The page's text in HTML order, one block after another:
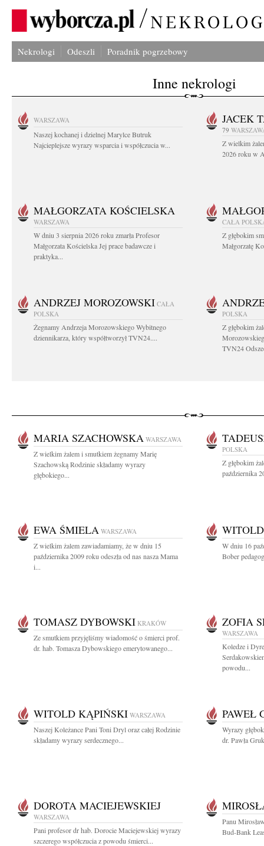
Nekrologi Odeszli Poradnik pogrzebowy
Inne nekrologi
WARSZAWA
Naszej kochanej i dzielnej Marylce Butruk
Najcieplejsze wyrazy wsparcia i współczucia w...
JACEK
79
Z wielkim
2026 roku w
MAŁGORZATA KOŚCIELSKA
WARSZAWA
W dniu 3 sierpnia 2026 roku zmarła Profesor
Małgorzata Kościelska Jej prace badawcze i
praktyka...
CAŁA
Z głębokim
Małgorzatę
ANDRZEJ MOROZOWSKI CAŁA
POLSKA
Żegnamy Andrzeja Morozowskiego Wybitnego
dziennikarza, który współtworzył TVN24....
POLSKA
Z głębokim
TVN24
MARIA SZACHOWSKA WARSZAWA
Z wielkim żalem i smutkiem żegnamy Marię
Szachowską Rodzinie składamy wyrazy
głębokiego...
POLSKA
Z głębokim
października
EWA ŚMIELA WARSZAWA
Z wielkim żalem zawiadamiamy, że w dniu 15
października 2009 roku odeszła od nas nasza Mama
i...
W dniu 16
Bober
TOMASZ DYBOWSKI KRAKÓW
Ze smutkiem przyjęliśmy wiadomość o śmierci prof.
dr. hab. Tomasza Dybowskiego emerytowanego...
ZOFIA
WARSZAWA
Koledze i
powodu...
WITOLD KĄPIŃSKI WARSZAWA
Naszej Koleżance Pani Toni Dryl oraz całej Rodzinie
składamy wyrazy serdecznego...
PAWEŁ
Wyrazy
dr. Pawła
DOROTA MACIEJEWSKIEJ
WARSZAWA
Pani profesor dr hab. Dorocie Maciejewskiej wyrazy
szczerego współczucia z powodu śmierci...
Panu
Bud-Bank